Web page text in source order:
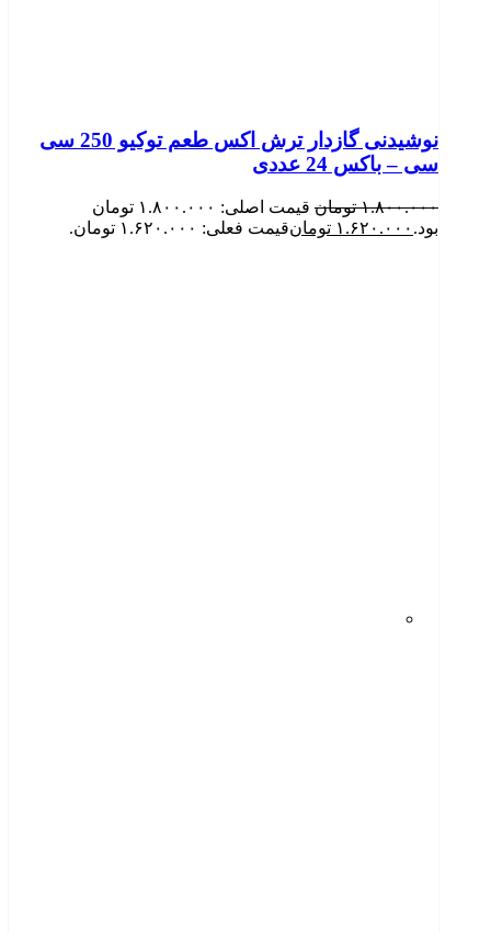
نوشیدنی گازدار ترش اکس طعم توکیو 250 سی
سی – باکس 24 عددی
۱.۸۰۰.۰۰۰ تومان
قیمت اصلی: ۱.۸۰۰.۰۰۰ تومان
بود. ۱.۶۲۰.۰۰۰ تومانقیمت فعلی: ۱.۶۲۰.۰۰۰ تومان.